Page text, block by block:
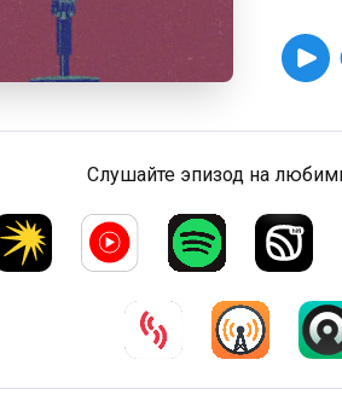
Слушайте эпизод на